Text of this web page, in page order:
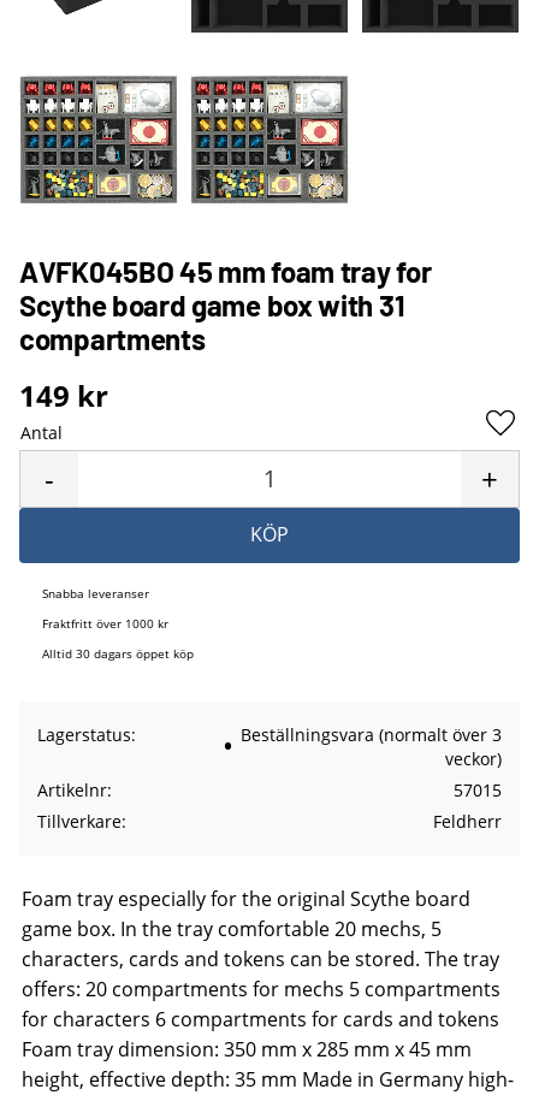
AVFK045BO 45 mm foam tray for
Scythe board game box with 31
compartments
149 kr
Antal
+
-
KÖP
Snabba leveranser
Fraktfritt över 1000 kr
Alltid 30 dagars öppet köp
Lagerstatus
Beställningsvara (normalt över 3
veckor)
Artikelnr
57015
Tillverkare
Feldherr
Foam tray especially for the original Scythe board
game box. In the tray comfortable 20 mechs, 5
characters, cards and tokens can be stored. The tray
offers: 20 compartments for mechs 5 compartments
for characters 6 compartments for cards and tokens
Foam tray dimension: 350 mm x 285 mm x 45 mm
height, effective depth: 35 mm Made in Germany high-